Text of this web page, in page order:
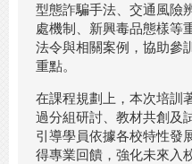
型態詐騙手法、交通風險
處機制、新興毒品態樣等
法令與相關案例，協助參
重點。
在課程規劃上，本次培訓
過分組研討、教材共創及
引導學員依據各校特性發
得專業回饋，強化未來入